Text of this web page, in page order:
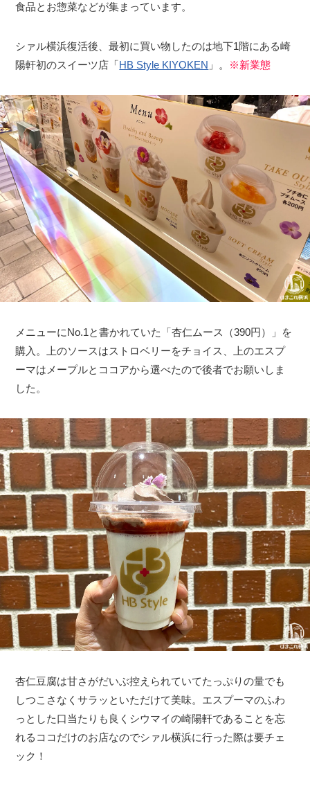
食品とお惣菜などが集まっています。
シァル横浜復活後、最初に買い物したのは地下1階にある崎
陽軒初のスイーツ店「HB Style KIYOKEN 」。 ※新業態
メニューにNo.1と書かれていた「杏仁ムース（390円）」を
購入。上のソースはストロベリーをチョイス、上のエスプ
ーマはメープルとココアから選べたので後者でお願いしま
した。
杏仁豆腐は甘さがだいぶ控えられていてたっぷりの量でも
しつこさなくサラッといただけて美味。エスプーマのふわ
っとした口当たりも良くシウマイの崎陽軒であることを忘
れるココだけのお店なのでシァル横浜に行った際は要チェ
ック！